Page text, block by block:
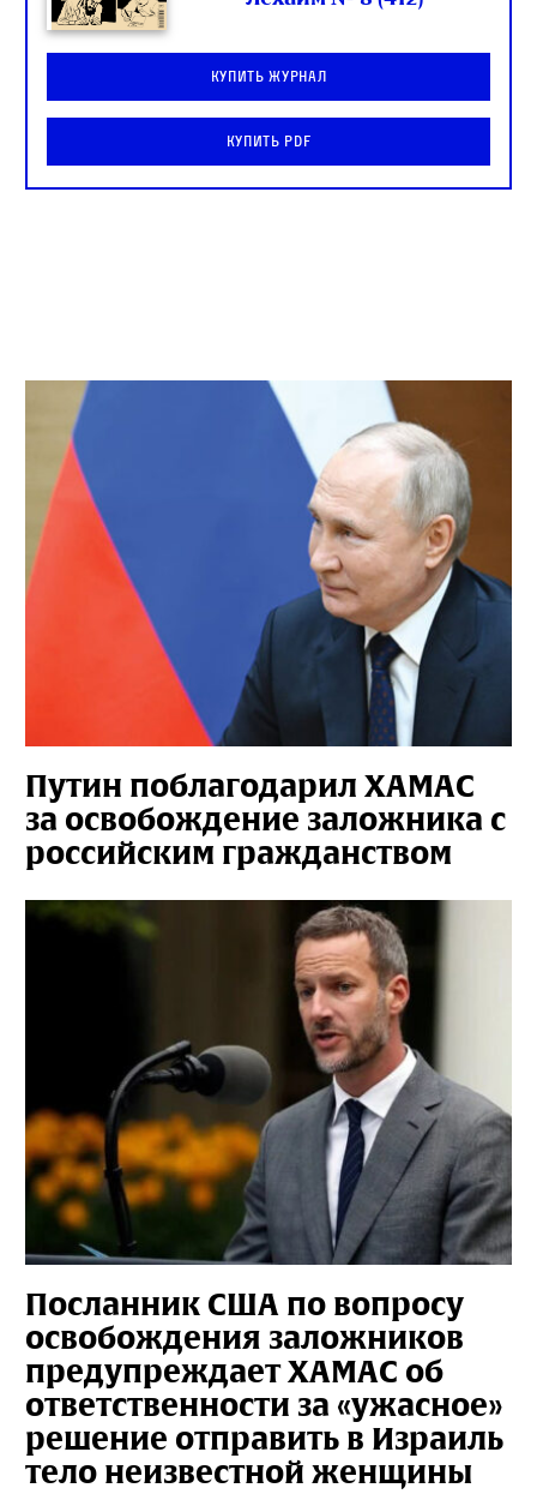
Купить журнал
Купить PDF
Путин поблагодарил ХАМАС
за освобождение заложника с
российским гражданством
Посланник США по вопросу
освобождения заложников
предупреждает ХАМАС об
ответственности за «ужасное»
решение отправить в Израиль
тело неизвестной женщины